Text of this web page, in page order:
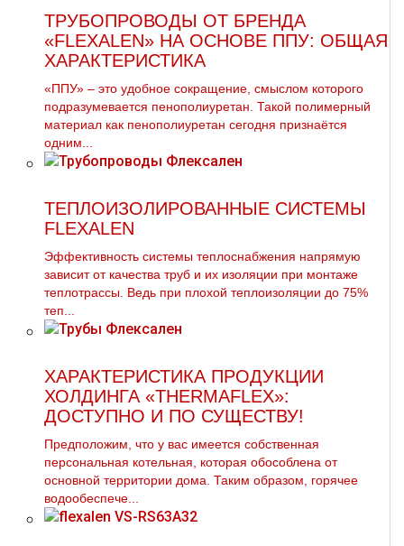
ТРУБОПРОВОДЫ ОТ БРЕНДА
«FLEXALEN» НА ОСНОВЕ ППУ: ОБЩАЯ
ХАРАКТЕРИСТИКА
«ППУ» – это удобное сокращение, смыслом которого
подразумевается пенополиуретан. Такой полимерный
материал как пенополиуретан сегодня признаётся
одним...
ТЕПЛОИЗОЛИРОВАННЫЕ СИСТЕМЫ
FLEXALEN
Эффективность системы теплоснабжения напрямую
зависит от качества труб и их изоляции при монтаже
теплотрассы. Ведь при плохой теплоизоляции до 75%
теп...
ХАРАКТЕРИСТИКА ПРОДУКЦИИ
ХОЛДИНГА «THERMAFLEX»:
ДОСТУПНО И ПО СУЩЕСТВУ!
Предположим, что у вас имеется собственная
персональная котельная, которая обособлена от
основной территории дома. Таким образом, горячее
водообеспече...